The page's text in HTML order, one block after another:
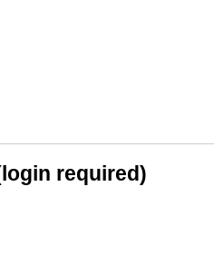
required)